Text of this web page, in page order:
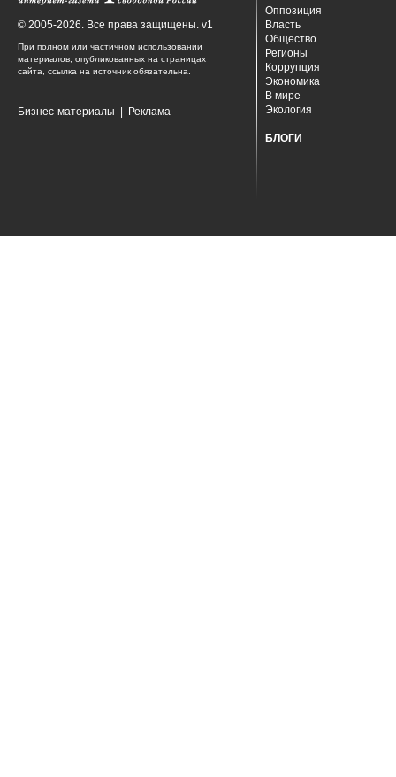
© 2005-2026. Все права защищены. v1
При полном или частичном использовании
материалов, опубликованных на страницах
сайта, ссылка на источник обязательна.
Бизнес-материалы Реклама
Оппозиция
Власть
Общество
Регионы
Коррупция
Экономика
В мире
Экология
БЛОГИ